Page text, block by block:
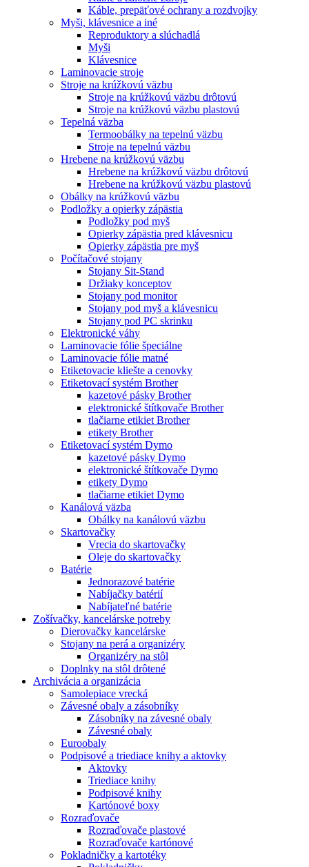
Káble, prepäťové ochrany a rozdvojky
Myši, klávesnice a iné
Reproduktory a slúchadlá
Myši
Klávesnice
Laminovacie stroje
Stroje na krúžkovú väzbu
Stroje na krúžkovú väzbu drôtovú
Stroje na krúžkovú väzbu plastovú
Tepelná väzba
Termoobálky na tepelnú väzbu
Stroje na tepelnú väzbu
Hrebene na krúžkovú väzbu
Hrebene na krúžkovú väzbu drôtovú
Hrebene na krúžkovú väzbu plastovú
Obálky na krúžkovú väzbu
Podložky a opierky zápästia
Podložky pod myš
Opierky zápästia pred klávesnicu
Opierky zápästia pre myš
Počítačové stojany
Stojany Sit-Stand
Držiaky konceptov
Stojany pod monitor
Stojany pod myš a klávesnicu
Stojany pod PC skrinku
Elektronické váhy
Laminovacie fólie špeciálne
Laminovacie fólie matné
Etiketovacie kliešte a cenovky
Etiketovací systém Brother
kazetové pásky Brother
elektronické štítkovače Brother
tlačiarne etikiet Brother
etikety Brother
Etiketovací systém Dymo
kazetové pásky Dymo
elektronické štítkovače Dymo
etikety Dymo
tlačiarne etikiet Dymo
Kanálová väzba
Obálky na kanálovú väzbu
Skartovačky
Vrecia do skartovačky
Oleje do skartovačky
Batérie
Jednorazové batérie
Nabíjačky batérií
Nabíjateľné batérie
Zošívačky, kancelárske potreby
Dierovačky kancelárske
Stojany na perá a organizéry
Organizéry na stôl
Doplnky na stôl drôtené
Archivácia a organizácia
Samolepiace vrecká
Závesné obaly a zásobníky
Zásobníky na závesné obaly
Závesné obaly
Euroobaly
Podpisové a triediace knihy a aktovky
Aktovky
Triediace knihy
Podpisové knihy
Kartónové boxy
Rozraďovače
Rozraďovače plastové
Rozraďovače kartónové
Pokladničky a kartotéky